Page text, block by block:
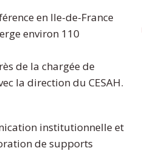
en Ile-de-France
environ 110
de la chargée de
la direction du CESAH.
institutionnelle et
de supports